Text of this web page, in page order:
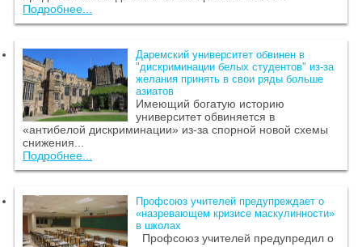
Подробнее...
Даремский университет обвинен в
"дискриминации белых студентов" из-за
желания принять в свои ряды больше
азиатов
Имеющий богатую историю
университет обвиняется в
«антибелой дискриминации» из-за спорной новой схемы
снижения...
Подробнее...
Профсоюз учителей предупреждает о
«назревающем кризисе маскулинности»
в школах
Профсоюз учителей предупредил о